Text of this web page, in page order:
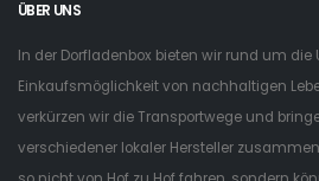
ÜBER UNS
In der Dorfladenbox bieten wir rund um die
Einkaufsmöglichkeit von nachhaltigen
verkürzen wir die Transportwege und
verschiedener lokaler Hersteller